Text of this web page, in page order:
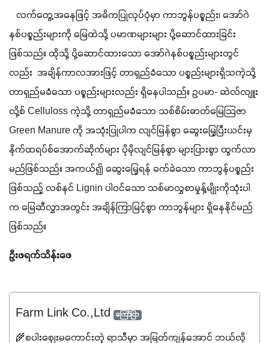
လက်တွေ့အနေဖြင့် အဓိကပြုလုပ်ပုံမှာ ကာဘွန်ပစ္စည်း၊ အော်ဂဲ
နစ်ပစ္စည်းများကို မြေထဲသို့ ပမာဏများများ ပို့ဆောင်ထားခြင်း
ဖြစ်သည်။ ထိုသို့ ပို့ဆောင်ထားသော အော်ဂဲနစ်ပစ္စည်းများတွင်
လည်း  အချိန်ကာလအားဖြင့် တာရှည်ခံသော ပစ္စည်းများရှိသကဲ့သို့
တာရှည်မခံသော ပစ္စည်းများလည်း ရှိနေပါသည်။ ဥပမာ- ဆဲလ်လျူး
လို့စ် Celluloss ကဲ့သို့ တာရှည်မခံသော သစ်စိမ်းဓာတ်မြေသြဇာ
Green Manure ကို အသုံးပြုပါက လျင်မြန်စွာ ဆွေးမြေ့ပြီးယင်းမှ
နိုက်ထရပ်စ်အောက်ဆိုက်များ ပိုမိုလျင်မြန်စွာ များပြားစွာ ထွက်လာ
မည်ဖြစ်သည်။ အကယ်၍ ဆွေးမြေ့ရန် ခက်ခဲသော ကာဘွန်ပစ္စည်း
ဖြစ်သည့် လစ်နင် Lignin ပါ၀င်သော သစ်မာလွှစာမှုန့်မျိုးကိုသုံးပါ
က မြေဆီလွှာအတွင်း အချိန်ကြာမြင့်စွာ ကာဘွန်များ ရှိနေနိုင်မည်
ဖြစ်သည်။
ဦးဖရက်သိန်းဖေ
Farm Link Co.,Ltd ကြော်ငြာ
🌾စပါးဈေးမကောင်းတဲ့ ရာသီမှာ အမြတ်ကျန်အောင် ဘယ်လို